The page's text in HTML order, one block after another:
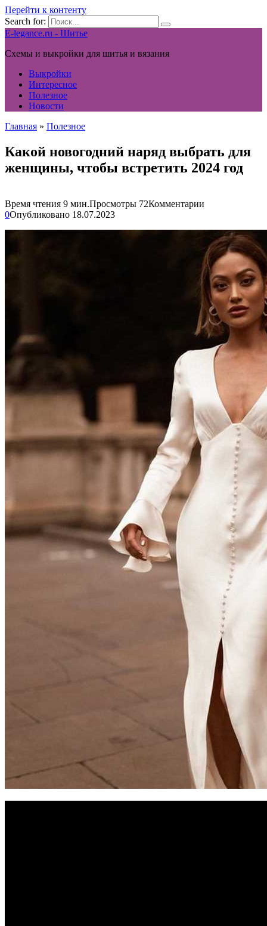
Перейти к контенту
Search for:
E-legance.ru - Шитье
Схемы и выкройки для шитья и вязания
Выкройки
Интересное
Полезное
Новости
Главная » Полезное
Какой новогодний наряд выбрать для
женщины, чтобы встретить 2024 год
Время чтения 9 мин.Просмотры 72Комментарии
0Опубликовано 18.07.2023